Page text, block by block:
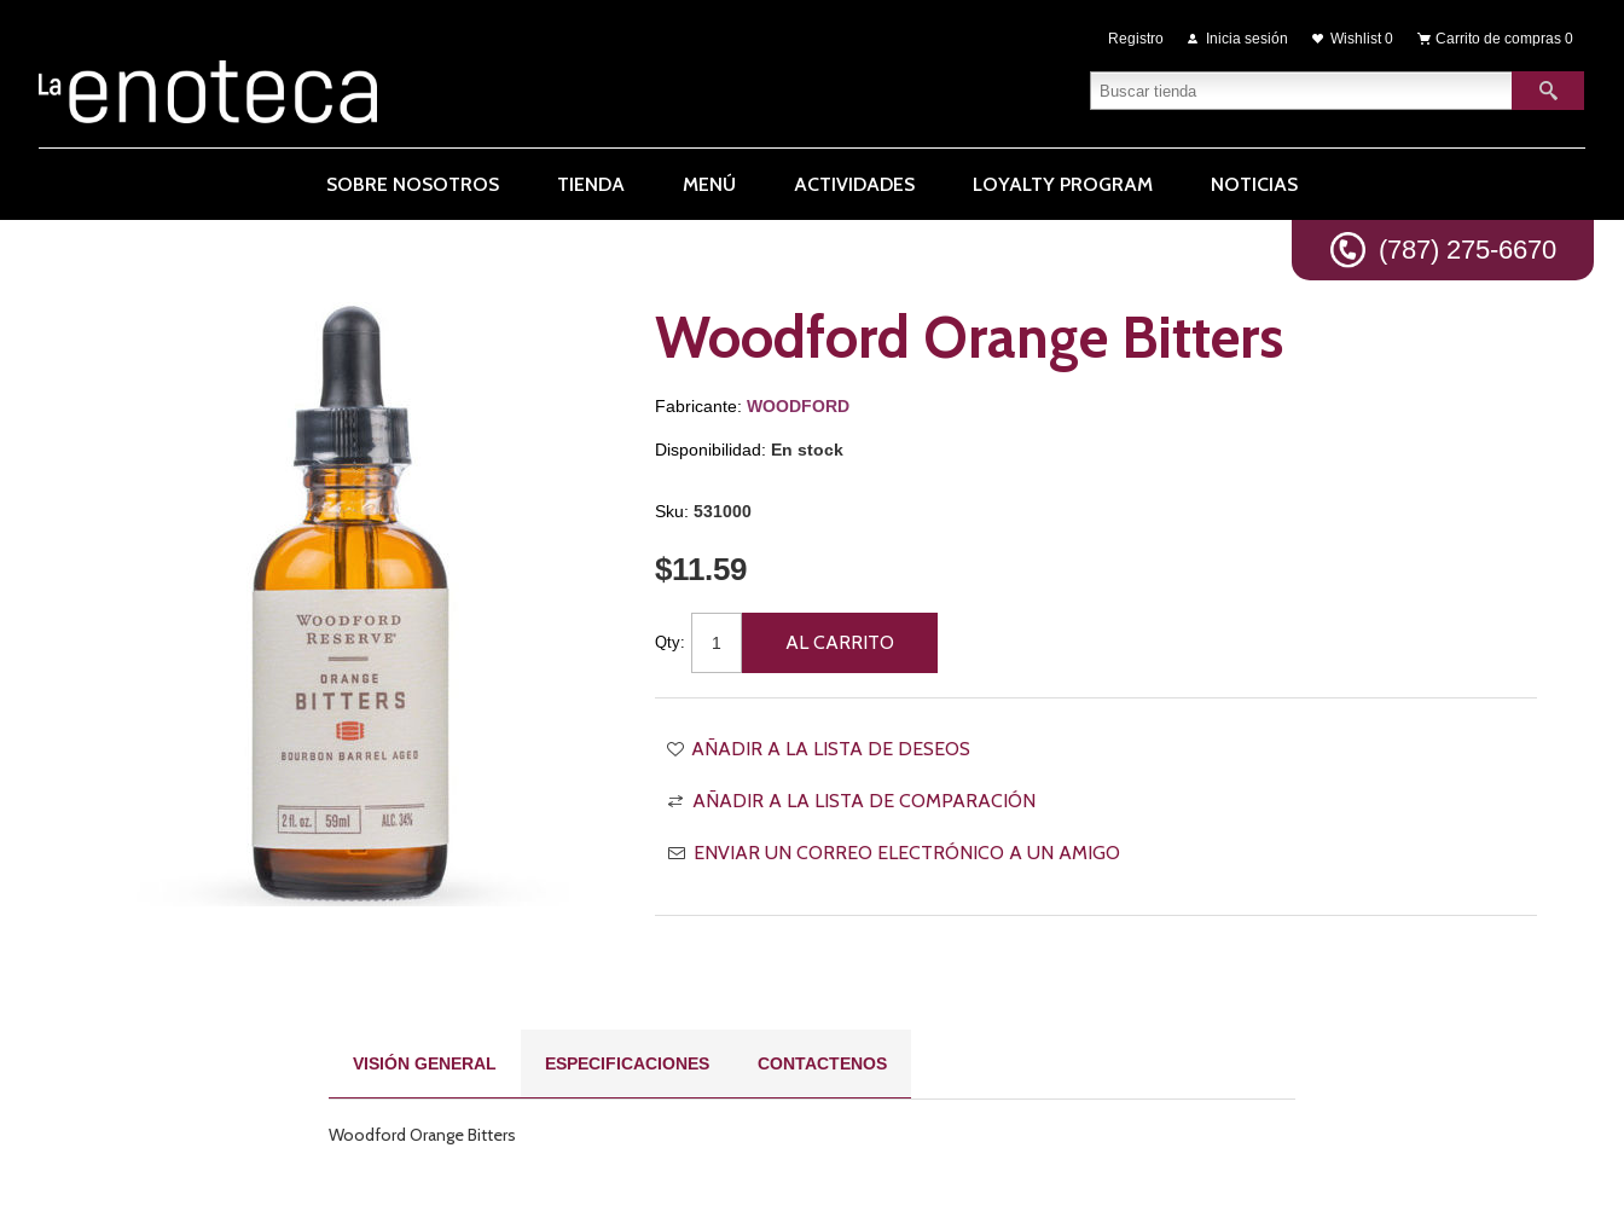
Registro Inicia sesión Wishlist 0 Carrito de compras 0
(787) 275-6670
SOBRE NOSOTROS TIENDA MENÚ ACTIVIDADES LOYALTY PROGRAM NOTICIAS
Woodford Orange Bitters
Fabricante: WOODFORD
Disponibilidad: En stock
Sku: 531000
$11.59
Qty:
VISIÓN GENERAL ESPECIFICACIONES CONTACTENOS
Woodford Orange Bitters